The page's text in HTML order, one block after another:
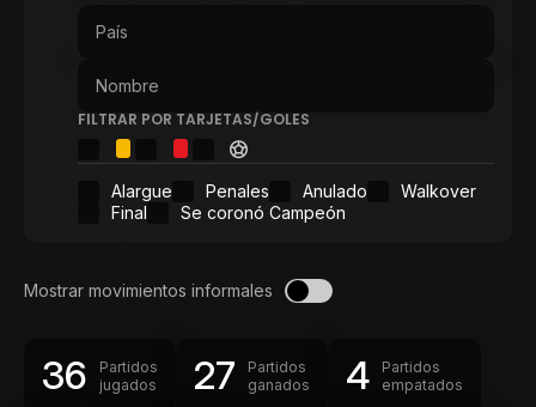
FILTRAR POR TARJETAS/GOLES
Alargue Penales Anulado
Walkover
Final
Se coronó Campeón
Mostrar movimientos informales
36
Partidos
jugados
27
Partidos
ganados
4
Partidos
empatados